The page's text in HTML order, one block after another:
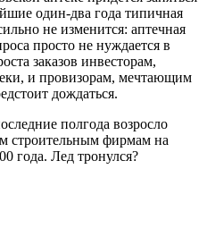
один-два года типичная
не изменится: аптечная
просто не нуждается в
заказов инвесторам,
и провизорам, мечтающим
дождаться.
полгода возросло
строительным фирмам на
года. Лед тронулся?